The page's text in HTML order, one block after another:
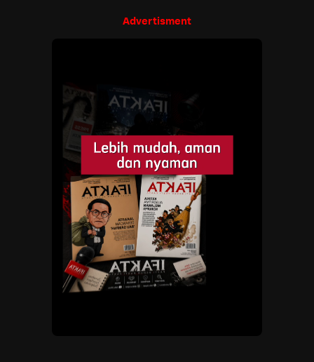
Advertisment